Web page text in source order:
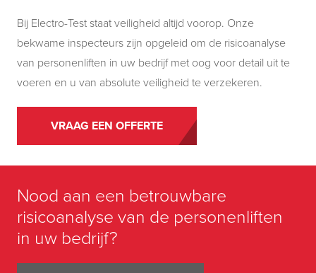
Bij Electro-Test staat veiligheid altijd voorop. Onze
bekwame inspecteurs zijn opgeleid om de risicoanalyse
van personenliften in uw bedrijf met oog voor detail uit te
voeren en u van absolute veiligheid te verzekeren.
VRAAG EEN OFFERTE
Nood aan een betrouwbare
risicoanalyse van de personenliften
in uw bedrijf?